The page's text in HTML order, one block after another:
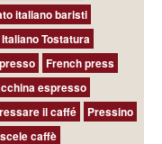
italiano baristi
Tostatura
French press
espresso
il caffé
Pressino
caffè